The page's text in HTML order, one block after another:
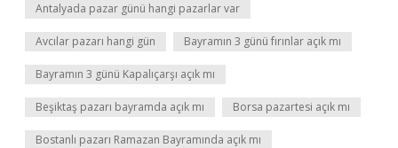
Antalyada pazar günü hangi pazarlar var
Avcılar pazarı hangi gün Bayramın 3 günü fırınlar açık mı
Bayramın 3 günü Kapalıçarşı açık mı
Beşiktaş pazarı bayramda açık mı Borsa pazartesi açık mı
Bostanlı pazarı Ramazan Bayramında açık mı